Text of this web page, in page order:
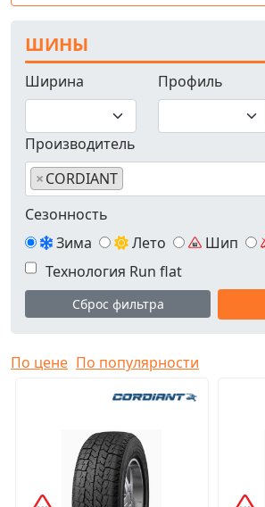
ШИНЫ
Ширина Профиль
Производитель
×CORDIANT
Сезонность
Зима
Лето Шип
Технология Run flat
Сброс фильтра
По цене По популярности